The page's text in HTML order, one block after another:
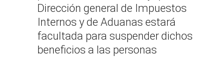
Dirección general de Impuestos
Internos y de Aduanas estará
facultada para suspender dichos
beneficios a las personas